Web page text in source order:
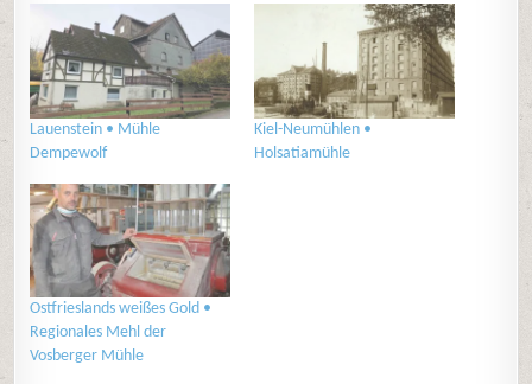
Lauenstein • Mühle
Dempewolf
Kiel-Neumühlen •
Holsatiamühle
Ostfrieslands weißes Gold •
Regionales Mehl der
Vosberger Mühle